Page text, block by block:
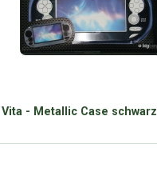
Vita - Metallic Case schwarz